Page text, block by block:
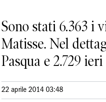
Sono stati 6.363 i
Matisse. Nel
Pasqua e 2.729 ieri
22 aprile 2014 03:48